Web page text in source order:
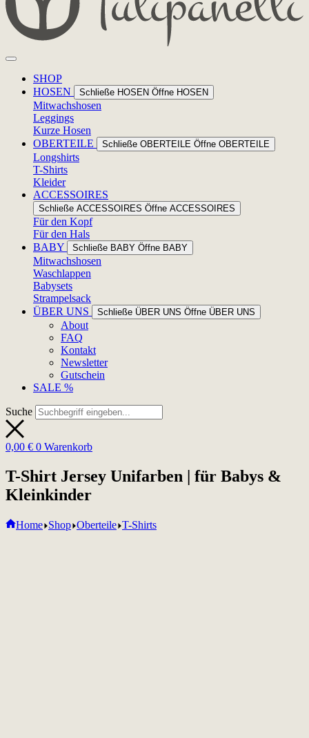
SHOP
HOSEN
Schließe HOSEN Öffne HOSEN
Mitwachshosen
Leggings
Kurze Hosen
OBERTEILE
Schließe OBERTEILE Öffne OBERTEILE
Longshirts
T-Shirts
Kleider
ACCESSOIRES
Schließe ACCESSOIRES Öffne ACCESSOIRES
Für den Kopf
Für den Hals
BABY
Schließe BABY Öffne BABY
Mitwachshosen
Waschlappen
Babysets
Strampelsack
ÜBER UNS
Schließe ÜBER UNS Öffne ÜBER UNS
About
FAQ
Kontakt
Newsletter
Gutschein
SALE %
Suche
0,00 € 0 Warenkorb
T-Shirt Jersey Unifarben | für Babys &
Kleinkinder
Home Shop Oberteile T-Shirts